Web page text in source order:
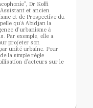
Dr Koffi
et ancien
et de Prospective du
qu’à Abidjan la
d’urbanisme à
Par exemple, elle a
projeter son
unité urbaine. Pour
la simple règle
d’acteurs sur le